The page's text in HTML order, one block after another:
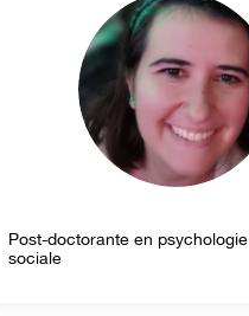
Post-doctorante en psychologie
sociale